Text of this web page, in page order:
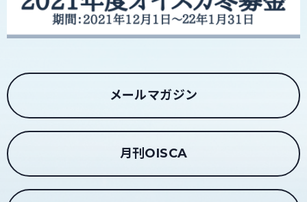
メールマガジン
月刊OISCA